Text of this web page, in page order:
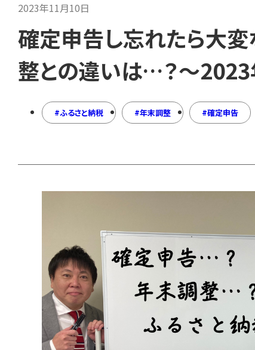
2023年11月10日
確定申告し忘れたら大
整との違いは…？～
ふるさと納税 年末調整 確定申告